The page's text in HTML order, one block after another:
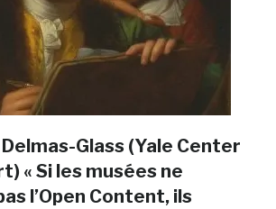
Glass (Yale Center
« Si les musées ne
l’Open Content, ils